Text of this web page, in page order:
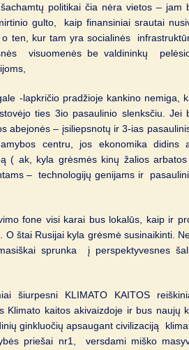
politikai čia nėra vietos – jam
gulto, kaip finansiniai srautai
o ten, kur tam yra socialinės
visuomenės be valdininkų
-lapkričio pradžioje kankino nemiga,
ties 3io pasaulinio slenksčiu. Jei
abejonės – įsiliepsnotų ir 3-ias
centru, jos ekonomika didins
( ak, kyla grėsmės kinų žalios
– technologijų genijams ir
fone visi karai bus lokalūs, kaip ir
O štai Rusijai kyla grėsmė susinaikinti.
sprunka į perspektyvesnes
šiurpesni KLIMATO KAITOS
Klimato kaitos akivaizdoje ir bus naujų
ginkluočių apsaugant civilizaciją
priešai nr1, versdami miško